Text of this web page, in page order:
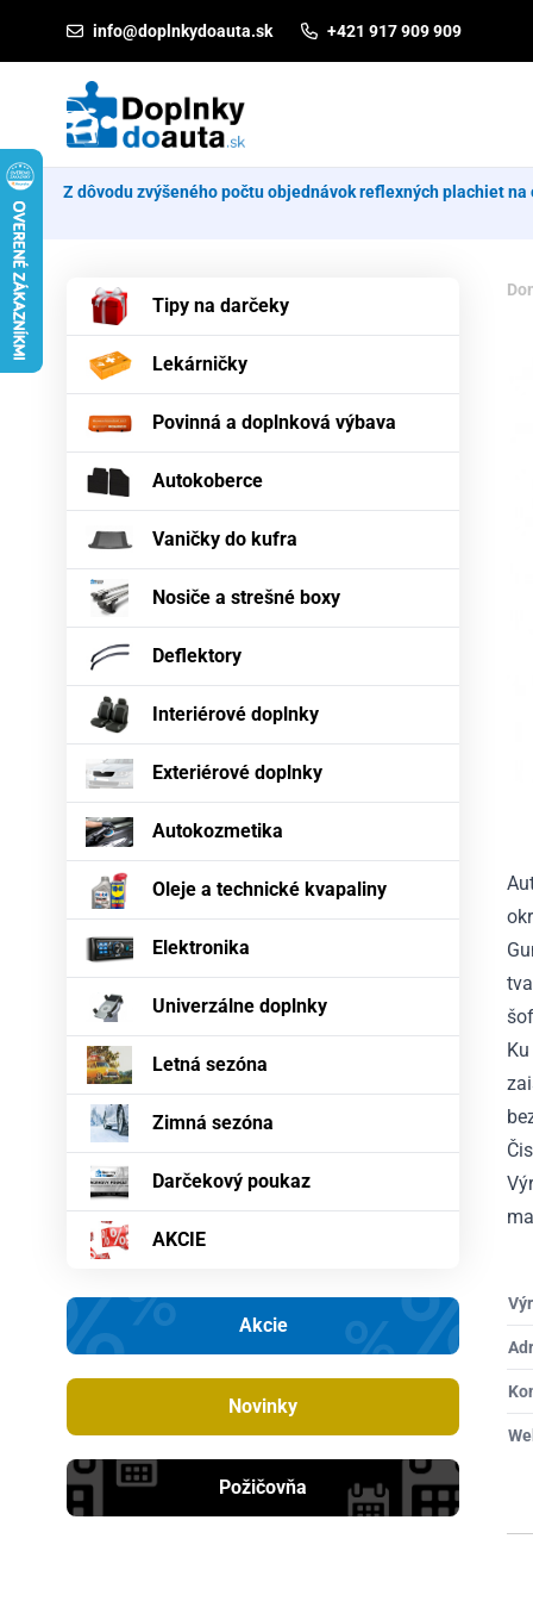
info@doplnkydoauta.sk +421 917 909 909
Z dôvodu zvýšeného počtu objednávok reflexných plachiet
Tipy na darčeky
Lekárničky
Povinná a doplnková výbava
Autokoberce
Vaničky do kufra
Nosiče a strešné boxy
Deflektory
Interiérové doplnky
Exteriérové doplnky
Autokozmetika
Oleje a technické kvapaliny
Elektronika
Univerzálne doplnky
Letná sezóna
Zimná sezóna
Darčekový poukaz
AKCIE
Akcie
Novinky
Požičovňa